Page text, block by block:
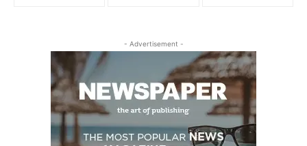
- Advertisement -